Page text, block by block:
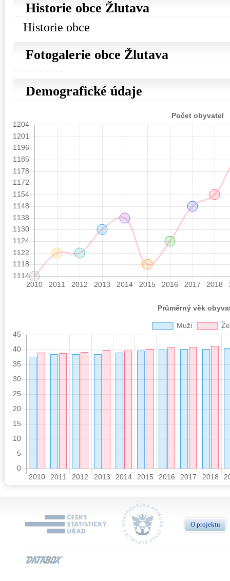
Historie obce Žlutava
Historie obce
Fotogalerie obce Žlutava
Demografické údaje
O projektu